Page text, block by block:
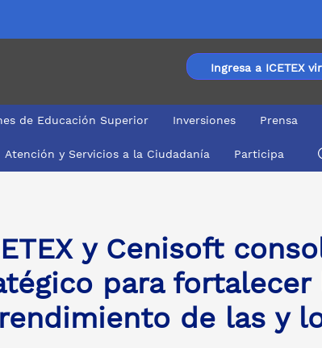
Ingresa a ICETEX
de Educación Superior Inversiones Prensa
Atención y Servicios a la Ciudadanía Participa
y Cenisoft
para
de las y